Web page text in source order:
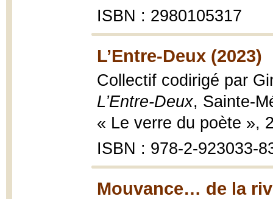
ISBN : 2980105317
L’Entre-Deux (2023)
Collectif codirigé par
L’Entre-Deux, Sainte-
« Le verre du poète »,
ISBN : 978-2-923033-
Mouvance… de la